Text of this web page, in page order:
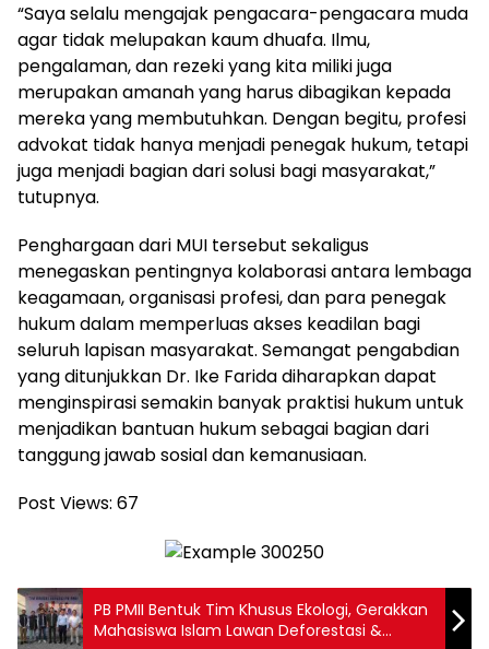
“Saya selalu mengajak pengacara-pengacara muda
agar tidak melupakan kaum dhuafa. Ilmu,
pengalaman, dan rezeki yang kita miliki juga
merupakan amanah yang harus dibagikan kepada
mereka yang membutuhkan. Dengan begitu, profesi
advokat tidak hanya menjadi penegak hukum, tetapi
juga menjadi bagian dari solusi bagi masyarakat,”
tutupnya.
Penghargaan dari MUI tersebut sekaligus
menegaskan pentingnya kolaborasi antara lembaga
keagamaan, organisasi profesi, dan para penegak
hukum dalam memperluas akses keadilan bagi
seluruh lapisan masyarakat. Semangat pengabdian
yang ditunjukkan Dr. Ike Farida diharapkan dapat
menginspirasi semakin banyak praktisi hukum untuk
menjadikan bantuan hukum sebagai bagian dari
tanggung jawab sosial dan kemanusiaan.
Post Views: 67
PB PMII Bentuk Tim Khusus Ekologi, Gerakkan
Mahasiswa Islam Lawan Deforestasi &